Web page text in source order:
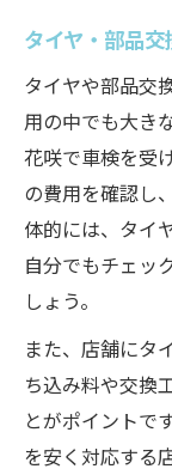
タイヤ・部品
タイヤや部品交
用の中でも大き
花咲で車検を受
の費用を確認し
体的には、タイ
自分でもチェッ
しょう。
また、店舗にタ
ち込み料や交換
とがポイントで
を安く対応する